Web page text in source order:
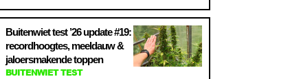
Buitenwiet test ’26 update #19:
recordhoogtes, meeldauw &
jaloersmakende toppen
BUITENWIET TEST